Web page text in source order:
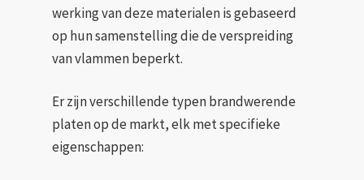
werking van deze materialen is gebaseerd
op hun samenstelling die de verspreiding
van vlammen beperkt.
Er zijn verschillende typen brandwerende
platen op de markt, elk met specifieke
eigenschappen: